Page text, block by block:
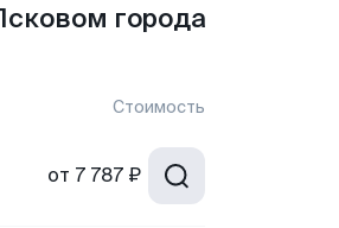
города
Стоимость
от 7 787 ₽